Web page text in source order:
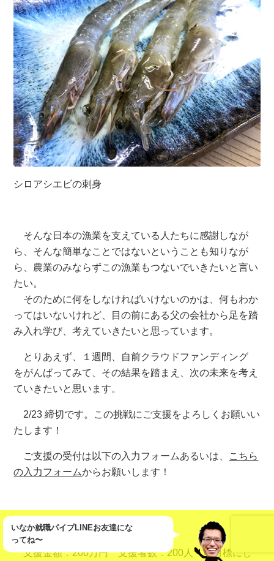
シロアシエビの刺身
そんな日本の漁業を支えている人たちに感謝しなが
ら、そんな簡単なことではないということも知りなが
ら、農業のみならずこの漁業もつないでいきたいと言い
たい。
そのために何をしなければいけないのかは、何もわか
ってはいないけれど、目の前にある父の会社から足を踏
み入れ学び、考えていきたいと思っています。
とりあえず、１週間、自前クラウドファンディング
をがんばってみて、その結果を踏まえ、次の未来を考え
ていきたいと思います。
2/23 締切です。この挑戦にご支援をよろしくお願いい
たします！
ご支援の受付は以下の入力フォームあるいは、 こちら
の入力フォームからお願いします！
【目標金額】
支援金額：200万円 支援者数：200人 を目標にし
いなか就職パイプLINEお友達にな
ってね〜